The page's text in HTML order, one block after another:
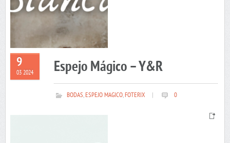
9
03 2024 Espejo Mágico – Y&R
BODAS,ESPEJO MAGICO,FOTERIX 0